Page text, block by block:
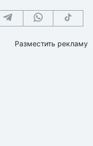
Разместить рекламу